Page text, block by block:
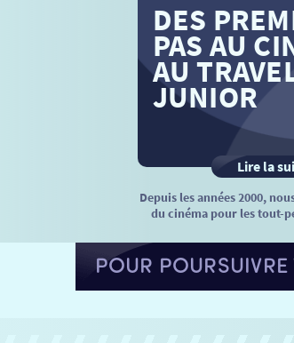
DES
PAS AU
AU
JUNIOR
Lire la
Depuis les années 2000,
du cinéma pour les tout-
POUR POURSUIVRE